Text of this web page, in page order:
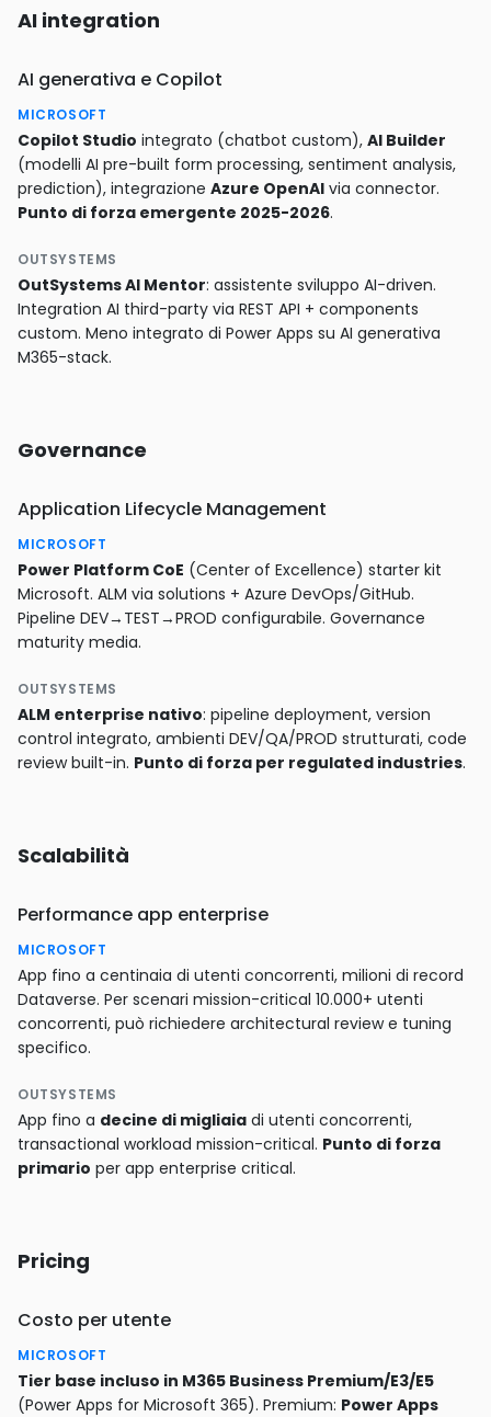
AI integration
AI generativa e Copilot
MICROSOFT
Copilot Studio integrato (chatbot custom), AI Builder
(modelli AI pre-built form processing, sentiment analysis,
prediction), integrazione Azure OpenAI via connector.
Punto di forza emergente 2025-2026.
OUTSYSTEMS
OutSystems AI Mentor: assistente sviluppo AI-driven.
Integration AI third-party via REST API + components
custom. Meno integrato di Power Apps su AI generativa
M365-stack.
Governance
Application Lifecycle Management
MICROSOFT
Power Platform CoE (Center of Excellence) starter kit
Microsoft. ALM via solutions + Azure DevOps/GitHub.
Pipeline DEV→TEST→PROD configurabile. Governance
maturity media.
OUTSYSTEMS
ALM enterprise nativo: pipeline deployment, version
control integrato, ambienti DEV/QA/PROD strutturati, code
review built-in. Punto di forza per regulated industries.
Scalabilità
Performance app enterprise
MICROSOFT
App fino a centinaia di utenti concorrenti, milioni di record
Dataverse. Per scenari mission-critical 10.000+ utenti
concorrenti, può richiedere architectural review e tuning
specifico.
OUTSYSTEMS
App fino a decine di migliaia di utenti concorrenti,
transactional workload mission-critical. Punto di forza
primario per app enterprise critical.
Pricing
Costo per utente
MICROSOFT
Tier base incluso in M365 Business Premium/E3/E5
(Power Apps for Microsoft 365). Premium: Power Apps